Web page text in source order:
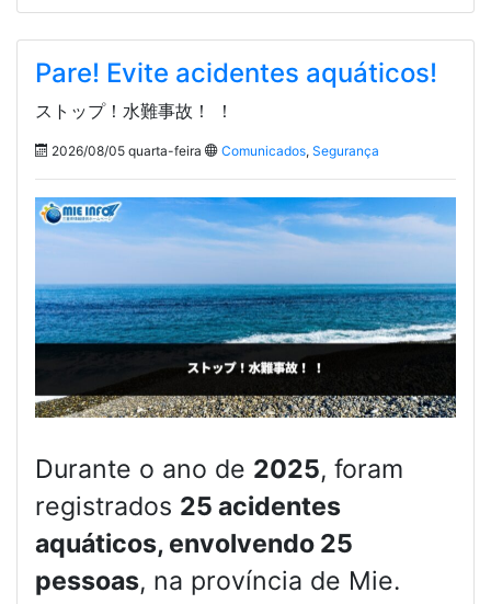
Pare! Evite acidentes aquáticos!
ストップ！水難事故！ ！
2026/08/05 quarta-feira Comunicados, Segurança
Durante o ano de 2025, foram
registrados 25 acidentes
aquáticos, envolvendo 25
pessoas, na província de Mie.